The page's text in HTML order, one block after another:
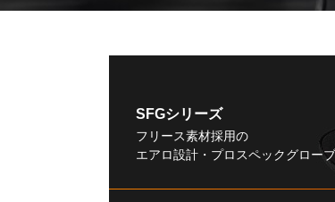
SFGシリーズ
フリース素材採用の
エアロ設計・プロスペックグローブ